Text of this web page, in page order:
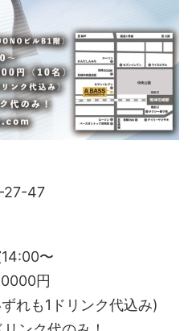
27-47
〜
円
れも1ドリンク代込み)